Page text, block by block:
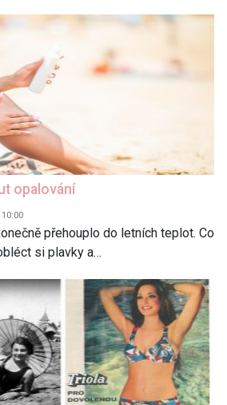
opalování
přehouplo do letních teplot. Co
si plavky a…